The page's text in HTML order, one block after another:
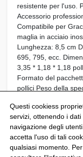
resistente per l'uso.
Accessorio
Compatibile per
maglia in acciaio
Lunghezza: 8,5 cm
695, 795, ecc.
3,35 * 1,18 * 1,18
Formato del
pollici Peso della
@Shoptize 2026
Questi cookiess
servizi, ottenendo i
navigazione degli
accetta l'uso di tali
qualsiasi momento.